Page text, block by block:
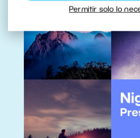
Permitir solo lo